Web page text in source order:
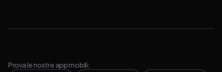
Prova le nostre app mobili: